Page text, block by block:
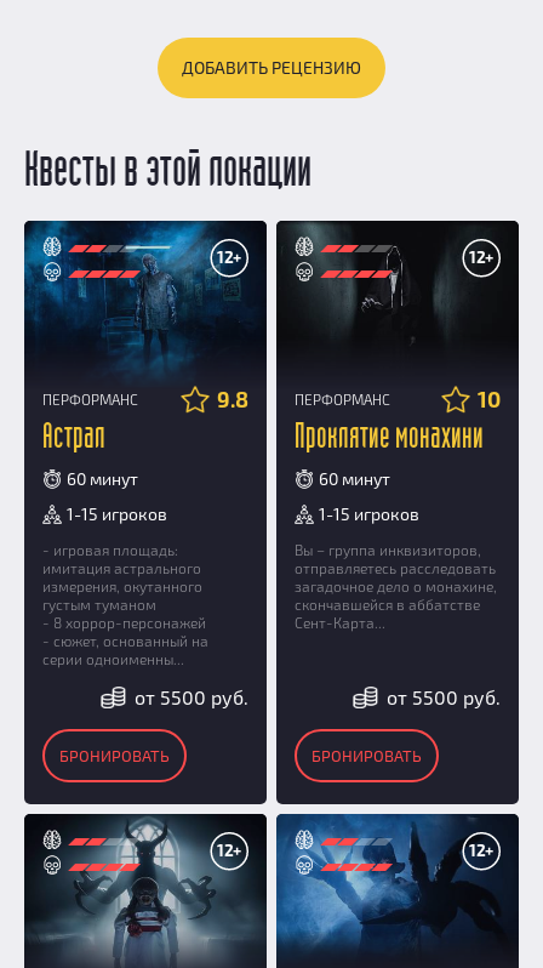
ДОБАВИТЬ РЕЦЕНЗИЮ
Квесты в этой локации
12+
ПЕРФОРМАНС 9.8
Астрал
60 минут
1-15 игроков
- игровая площадь:
имитация астрального
измерения, окутанного
густым туманом
- 8 хоррор-персонажей
- сюжет, основанный на
серии одноименны...
от 5500 руб.
БРОНИРОВАТЬ
12+
ПЕРФОРМАНС 10
Проклятие монахини
60 минут
1-15 игроков
Вы – группа инквизиторов,
отправляетесь расследовать
загадочное дело о монахине,
скончавшейся в аббатстве
Сент-Карта...
от 5500 руб.
БРОНИРОВАТЬ
12+ 12+